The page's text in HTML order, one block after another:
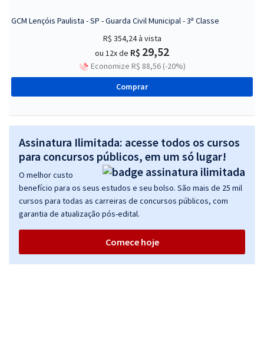
GCM Lençóis Paulista - SP - Guarda Civil Municipal - 3ª Classe
R$ 354,24à vista
ou 12x de R$ 29,52
Economize R$ 88,56 (-20%)
Comprar
Assinatura Ilimitada: acesse todos os cursos
para concursos públicos, em um só lugar!
O melhor custo
benefício para os seus estudos e seu bolso. São mais de 25 mil
cursos para todas as carreiras de concursos públicos, com
garantia de atualização pós-edital.
Comece hoje